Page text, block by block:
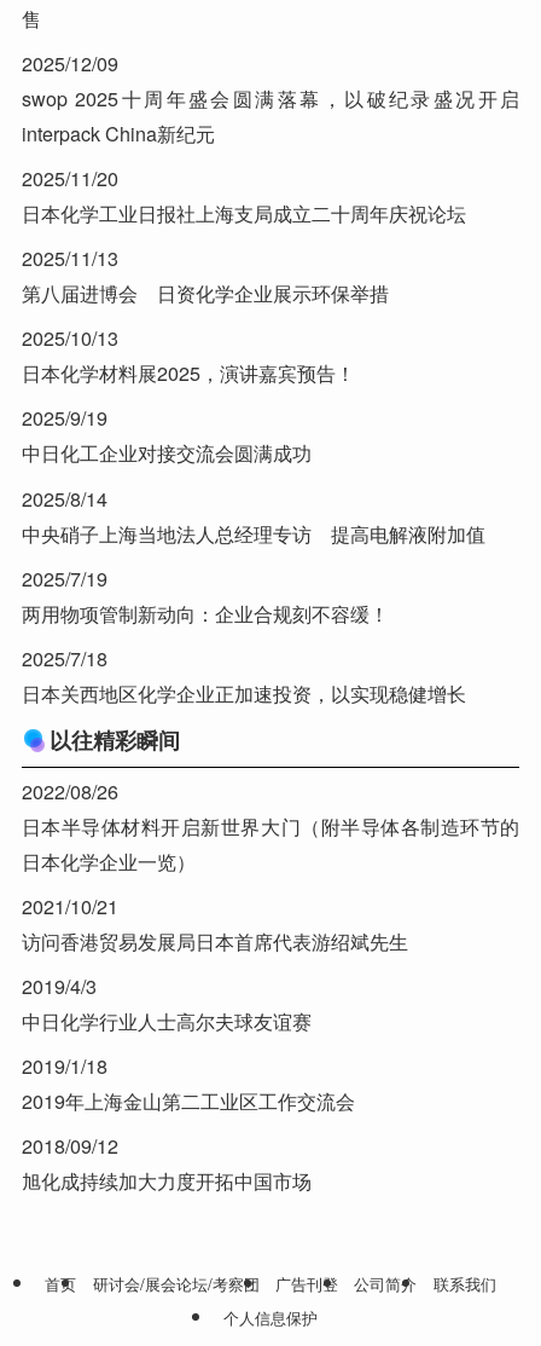
售
2025/12/09
swop 2025十周年盛会圆满落幕，以破纪录盛况开启
interpack China新纪元
2025/11/20
日本化学工业日报社上海支局成立二十周年庆祝论坛
2025/11/13
第八届进博会 日资化学企业展示环保举措
2025/10/13
日本化学材料展2025，演讲嘉宾预告！
2025/9/19
中日化工企业对接交流会圆满成功
2025/8/14
中央硝子上海当地法人总经理专访 提高电解液附加值
2025/7/19
两用物项管制新动向：企业合规刻不容缓！
2025/7/18
日本关西地区化学企业正加速投资，以实现稳健增长
以往精彩瞬间
2022/08/26
日本半导体材料开启新世界大门（附半导体各制造环节的
日本化学企业一览）
2021/10/21
访问香港贸易发展局日本首席代表游绍斌先生
2019/4/3
中日化学行业人士高尔夫球友谊赛
2019/1/18
2019年上海金山第二工业区工作交流会
2018/09/12
旭化成持续加大力度开拓中国市场
首页 研讨会/展会论坛/考察团 广告刊登 公司简介
联系我们
个人信息保护